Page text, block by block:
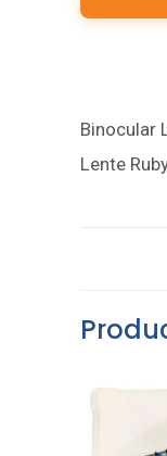
Binocular
Lente